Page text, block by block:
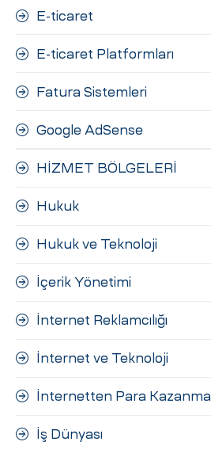
E-ticaret
E-ticaret Platformları
Fatura Sistemleri
Google AdSense
HİZMET BÖLGELERİ
Hukuk
Hukuk ve Teknoloji
İçerik Yönetimi
İnternet Reklamcılığı
İnternet ve Teknoloji
İnternetten Para Kazanma
İş Dünyası